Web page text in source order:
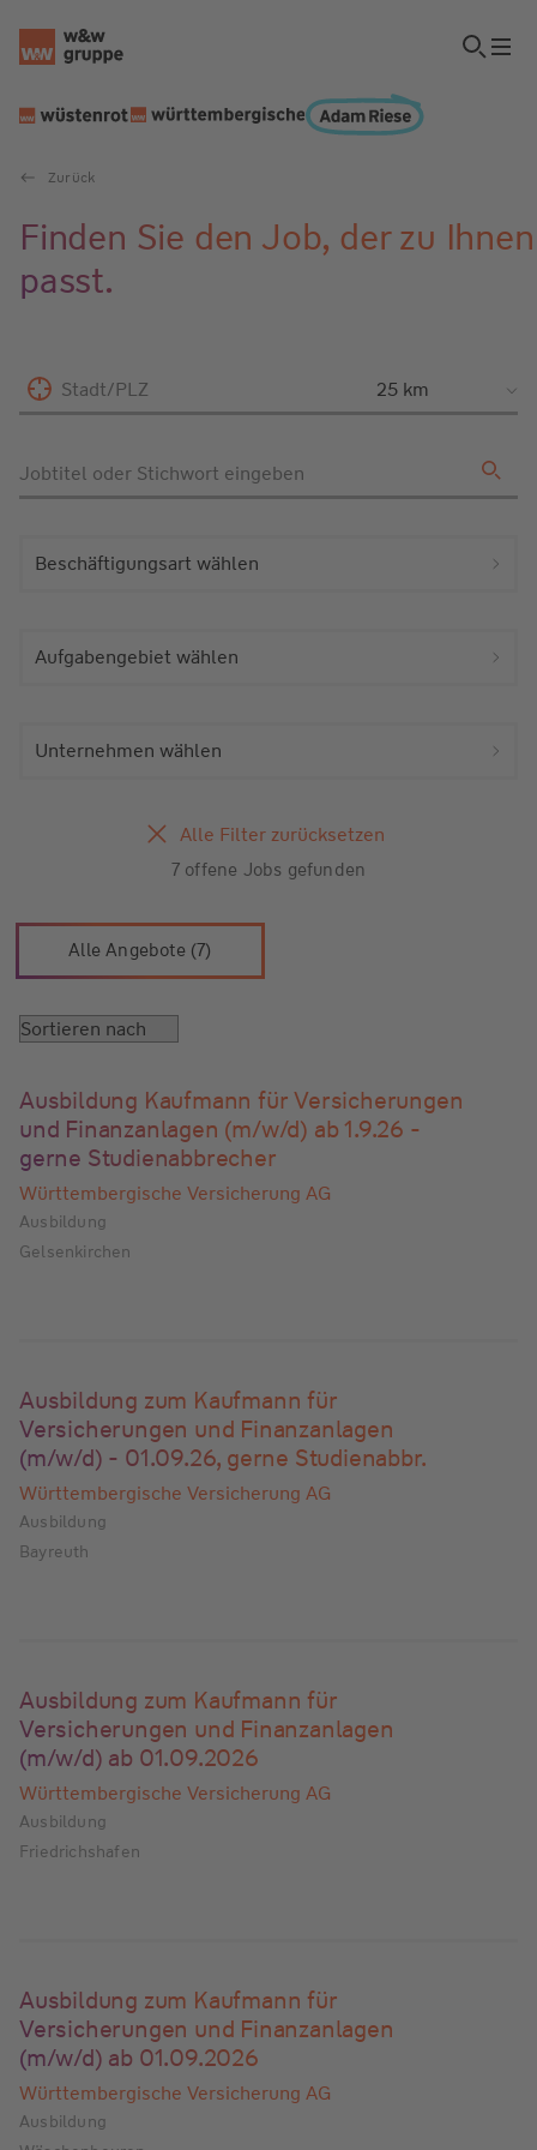
Zurück
Finden Sie den Job, der zu Ihnen
passt.
Stadt/PLZ
Jobtitel oder Stichwort eingeben
Beschäftigungsart wählen
Aufgabengebiet wählen
Unternehmen wählen
Alle Filter zurücksetzen
7 offene Jobs gefunden
Alle Angebote (7)
Ausbildung Kaufmann für Versicherungen
und Finanzanlagen (m/w/d) ab 1.9.26 -
gerne Studienabbrecher
Württembergische Versicherung AG
Ausbildung
Gelsenkirchen
Ausbildung zum Kaufmann für
Versicherungen und Finanzanlagen
(m/w/d) - 01.09.26, gerne Studienabbr.
Württembergische Versicherung AG
Ausbildung
Bayreuth
Ausbildung zum Kaufmann für
Versicherungen und Finanzanlagen
(m/w/d) ab 01.09.2026
Württembergische Versicherung AG
Ausbildung
Friedrichshafen
Ausbildung zum Kaufmann für
Versicherungen und Finanzanlagen
(m/w/d) ab 01.09.2026
Württembergische Versicherung AG
Ausbildung